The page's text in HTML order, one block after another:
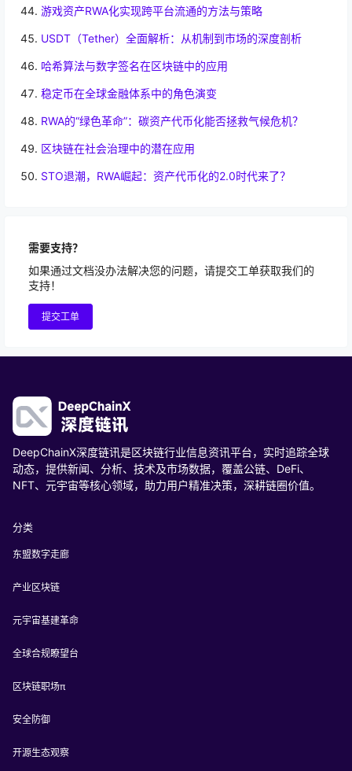
游戏资产RWA化实现跨平台流通的方法与策略
USDT（Tether）全面解析：从机制到市场的深度剖析
哈希算法与数字签名在区块链中的应用
稳定币在全球金融体系中的角色演变
RWA的“绿色革命”：碳资产代币化能否拯救气候危机？
区块链在社会治理中的潜在应用
STO退潮，RWA崛起：资产代币化的2.0时代来了？
需要支持？
如果通过文档没办法解决您的问题，请提交工单获取我们的
支持！
提交工单
DeepChainX深度链讯是区块链行业信息资讯平台，实时追踪全球
动态，提供新闻、分析、技术及市场数据，覆盖公链、DeFi、
NFT、元宇宙等核心领域，助力用户精准决策，深耕链圈价值。
分类
东盟数字走廊
产业区块链
元宇宙基建革命
全球合规瞭望台
区块链职场π
安全防御
开源生态观察